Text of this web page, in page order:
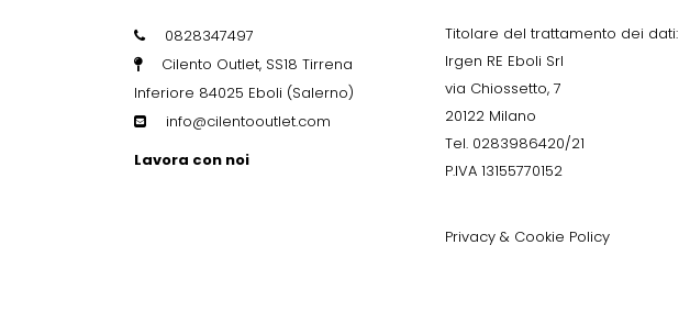
0828347497
Cilento Outlet, SS18 Tirrena
Inferiore 84025 Eboli (Salerno)
info@cilentooutlet.com
Lavora con noi
Titolare del trattamento dei dati:
Irgen RE Eboli Srl
via Chiossetto, 7
20122 Milano
Tel. 0283986420/21
P.IVA 13155770152
Privacy & Cookie Policy